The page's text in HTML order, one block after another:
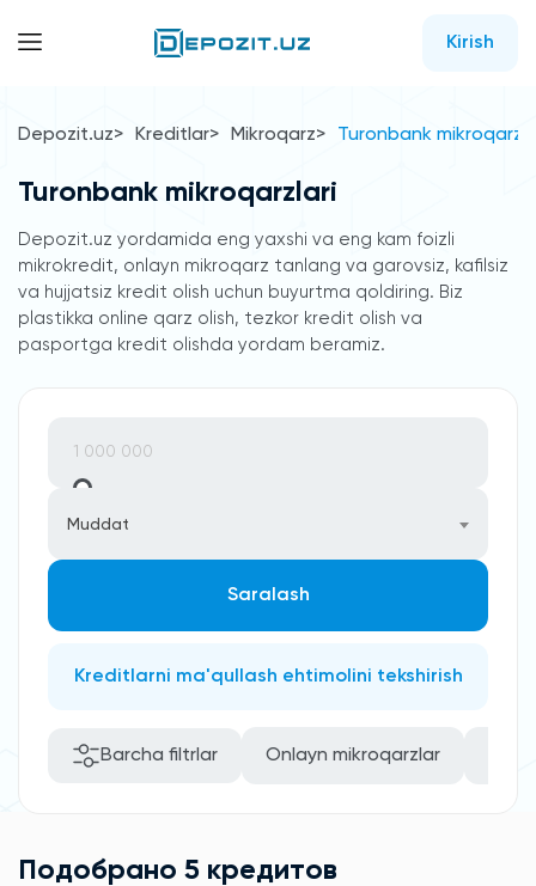
Kirish
Depozit.uz Kreditlar Mikroqarz Turonbank
Turonbank mikroqarzlari
Depozit.uz yordamida eng yaxshi va eng kam foizli
mikrokredit, onlayn mikroqarz tanlang va garovsiz, kafilsiz
va hujjatsiz kredit olish uchun buyurtma qoldiring. Biz
plastikka online qarz olish, tezkor kredit olish va
pasportga kredit olishda yordam beramiz.
Muddat
Saralash
Kreditlarni ma'qullash ehtimolini tekshirish
Barcha filtrlar Onlayn mikroqarzlar
Подобрано 5 кредитов